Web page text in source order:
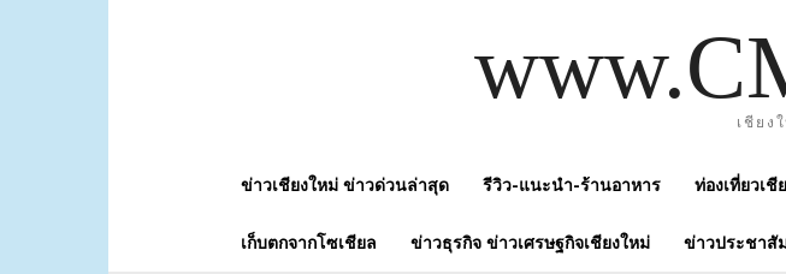
เชียง
ข่าวเชียงใหม่ ข่าวด่วนล่าสุด รีวิว-แนะนำ-ร้านอาหาร ท่องเที่ยวเ
เก็บตกจากโซเชียล ข่าวธุรกิจ ข่าวเศรษฐกิจเชียงใหม่ ข่าวประชาสั